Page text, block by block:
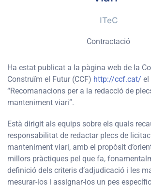
ITeC
Contractació
Ha estat publicat a la pàgina web de la
Construïm el Futur (CCF) http://ccf.cat/ el
“Recomanacions per a la redacció de
manteniment viari”.
Està dirigit als equips sobre els quals
responsabilitat de redactar plecs de
manteniment viari, amb el propòsit
millors pràctiques pel que fa,
definició dels criteris d’adjudicació i les
mesurar-los i assignar-los un pes